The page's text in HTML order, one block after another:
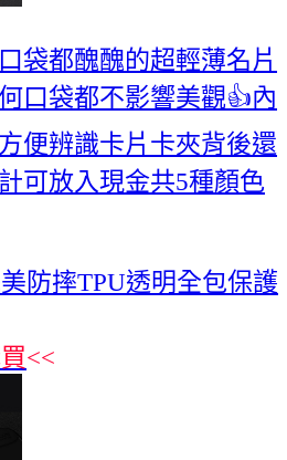
袋都醜醜的超輕薄名片
口袋都不影響美觀👍內
便辨識卡片卡夾背後還
可放入現金共5種顏色
防摔TPU透明全包保護
<<